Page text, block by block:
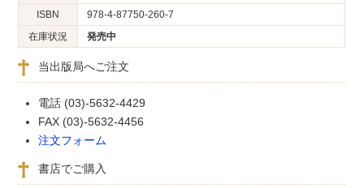
ISBN
978-4-87750-260-7
在庫状況
発売中
当出版局へご注文
電話 (03)-5632-4429
FAX (03)-5632-4456
注文フォーム
書店でご購入